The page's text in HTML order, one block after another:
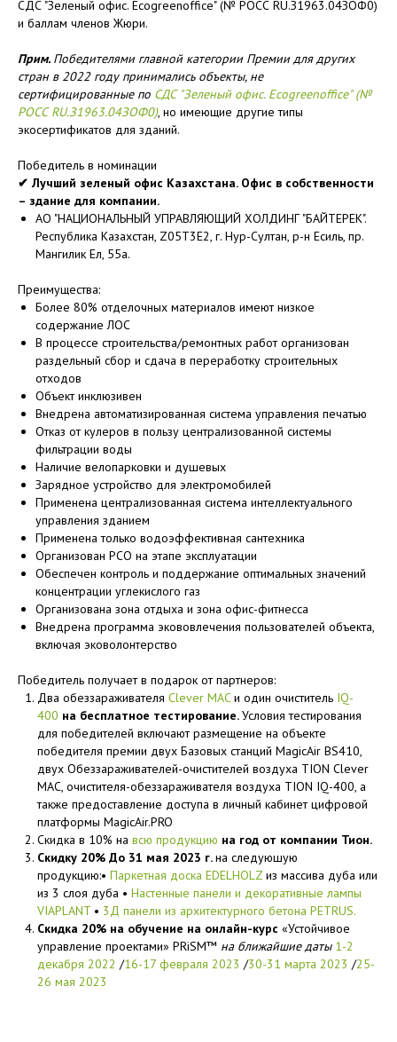
СДС "Зеленый офис. Ecogreenoffice" (№ РОСС RU.З1963.04ЗОФ0)
и баллам членов Жюри.
Прим. Победителями главной категории Премии для других
стран в 2022 году принимались объекты, не
сертифицированные по СДС "Зеленый офис. Ecogreenoffice" (№
РОСС RU.З1963.04ЗОФ0), но имеющие другие типы
экосертификатов для зданий.
Победитель в номинации
✔ Лучший зеленый офис Казахстана. Офис в собственности
– здание для компании.
АО "НАЦИОНАЛЬНЫЙ УПРАВЛЯЮЩИЙ ХОЛДИНГ "БАЙТЕРЕК".
Республика Казахстан, Z05T3E2, г. Нур-Султан, р-н Есиль, пр.
Мангилик Ел, 55а.
Преимущества:
Более 80% отделочных материалов имеют низкое
содержание ЛОС
В процессе строительства/ремонтных работ организован
раздельный сбор и сдача в переработку строительных
отходов
Объект инклюзивен
Внедрена автоматизированная система управления печатью
Отказ от кулеров в пользу централизованной системы
фильтрации воды
Наличие велопарковки и душевых
Зарядное устройство для электромобилей
Применена централизованная система интеллектуального
управления зданием
Применена только водоэффективная сантехника
Организован РСО на этапе эксплуатации
Обеспечен контроль и поддержание оптимальных значений
концентрации углекислого газ
Организована зона отдыха и зона офис-фитнесса
Внедрена программа экововлечения пользователей объекта,
включая эковолонтерство
Победитель получает в подарок от партнеров:
Два обеззараживателя Clever МАCи один очиститель IQ-
400 на бесплатное тестирование.Условия тестирования
для победителей включают размещение на объекте
победителя премии двух Базовых станций MagicAir BS410,
двух Обеззараживателей-очистителей воздуха TION Clever
МАC, очистителя-обеззараживателя воздуха TION IQ-400, а
также предоставление доступа в личный кабинет цифровой
платформы MagicAir.PRO
Скидка в 10% на всю продукцию на год от компании Тион.
Скидку 20% До 31 мая 2023 г.на следуюшую
продукцию:• Паркетная доска EDELHOLZ из массива дуба или
из 3 слоя дуба • Настенные панели и декоративные лампы
VIAPLANT • 3Д панели из архитектурного бетона PETRUS.
Скидка 20% на обучение на онлайн-курс «Устойчивое
управление проектами» PRiSM™ на ближайшие даты 1-2
декабря 2022 /16-17 февраля 2023 /30-31 марта 2023 /25-
26 мая 2023